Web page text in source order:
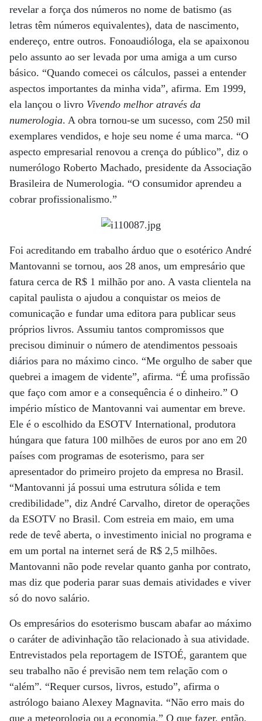
revelar a força dos números no nome de batismo (as
letras têm números equivalentes), data de nascimento,
endereço, entre outros. Fonoaudióloga, ela se apaixonou
pelo assunto ao ser levada por uma amiga a um curso
básico. “Quando comecei os cálculos, passei a entender
aspectos importantes da minha vida”, afirma. Em 1999,
ela lançou o livro Vivendo melhor através da
numerologia. A obra tornou-se um sucesso, com 250 mil
exemplares vendidos, e hoje seu nome é uma marca. “O
aspecto empresarial renovou a crença do público”, diz o
numerólogo Roberto Machado, presidente da Associação
Brasileira de Numerologia. “O consumidor aprendeu a
cobrar profissionalismo.”
Foi acreditando em trabalho árduo que o esotérico André
Mantovanni se tornou, aos 28 anos, um empresário que
fatura cerca de R$ 1 milhão por ano. A vasta clientela na
capital paulista o ajudou a conquistar os meios de
comunicação e fundar uma editora para publicar seus
próprios livros. Assumiu tantos compromissos que
precisou diminuir o número de atendimentos pessoais
diários para no máximo cinco. “Me orgulho de saber que
quebrei a imagem de vidente”, afirma. “É uma profissão
que faço com amor e a consequência é o dinheiro.” O
império místico de Mantovanni vai aumentar em breve.
Ele é o escolhido da ESOTV International, produtora
húngara que fatura 100 milhões de euros por ano em 20
países com programas de esoterismo, para ser
apresentador do primeiro projeto da empresa no Brasil.
“Mantovanni já possui uma estrutura sólida e tem
credibilidade”, diz André Carvalho, diretor de operações
da ESOTV no Brasil. Com estreia em maio, em uma
rede de tevê aberta, o investimento inicial no programa e
em um portal na internet será de R$ 2,5 milhões.
Mantovanni não pode revelar quanto ganha por contrato,
mas diz que poderia parar suas demais atividades e viver
só do novo salário.
Os empresários do esoterismo buscam abafar ao máximo
o caráter de adivinhação tão relacionado à sua atividade.
Entrevistados pela reportagem de ISTOÉ, garantem que
seu trabalho não é previsão nem tem relação com o
“além”. “Requer cursos, livros, estudo”, afirma o
astrólogo baiano Alexey Magnavita. “Não erro mais do
que a meteorologia ou a economia.” O que fazer, então,